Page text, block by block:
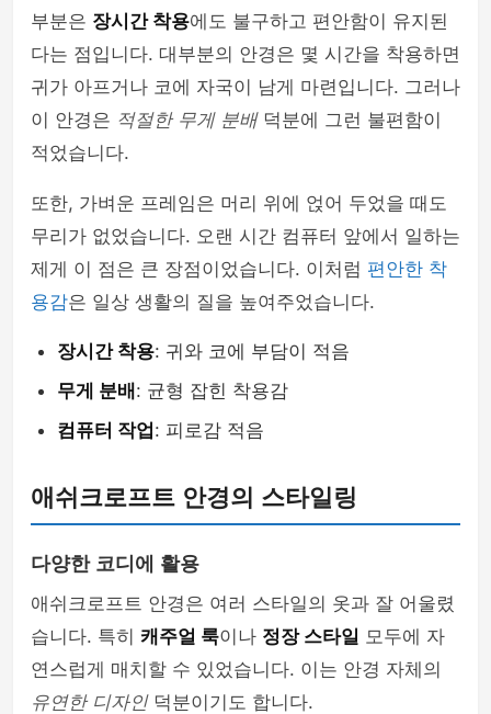
부분은 장시간 착용에도 불구하고 편안함이 유지된
다는 점입니다. 대부분의 안경은 몇 시간을 착용하면
귀가 아프거나 코에 자국이 남게 마련입니다. 그러나
이 안경은 적절한 무게 분배덕분에 그런 불편함이
적었습니다.
또한, 가벼운 프레임은 머리 위에 얹어 두었을 때도
무리가 없었습니다. 오랜 시간 컴퓨터 앞에서 일하는
제게 이 점은 큰 장점이었습니다. 이처럼 편안한 착
용감은 일상 생활의 질을 높여주었습니다.
장시간 착용: 귀와 코에 부담이 적음
무게 분배 : 균형 잡힌 착용감
컴퓨터 작업 : 피로감 적음
애쉬크로프트 안경의 스타일링
다양한 코디에 활용
애쉬크로프트 안경은 여러 스타일의 옷과 잘 어울렸
습니다. 특히 캐주얼 룩이나 정장 스타일 모두에 자
연스럽게 매치할 수 있었습니다. 이는 안경 자체의
유연한 디자인덕분이기도 합니다.